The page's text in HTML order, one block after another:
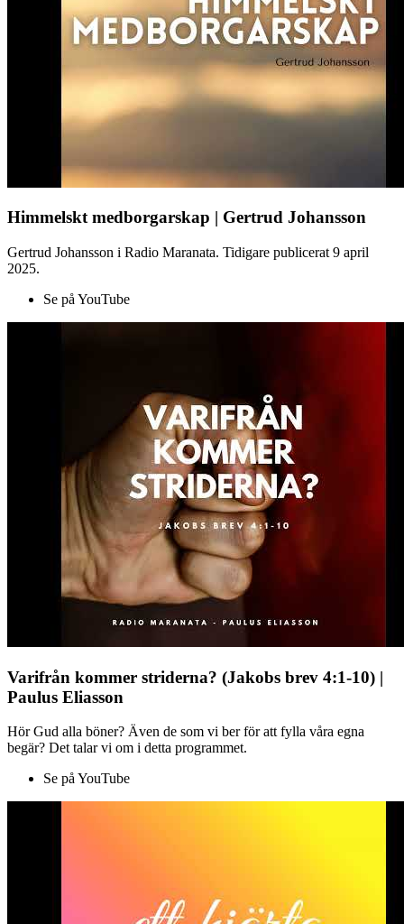
Himmelskt medborgarskap | Gertrud Johansson
Gertrud Johansson i Radio Maranata. Tidigare publicerat 9 april
2025.
Se på YouTube
Varifrån kommer striderna? (Jakobs brev 4:1-10) |
Paulus Eliasson
Hör Gud alla böner? Även de som vi ber för att fylla våra egna
begär? Det talar vi om i detta programmet.
Se på YouTube